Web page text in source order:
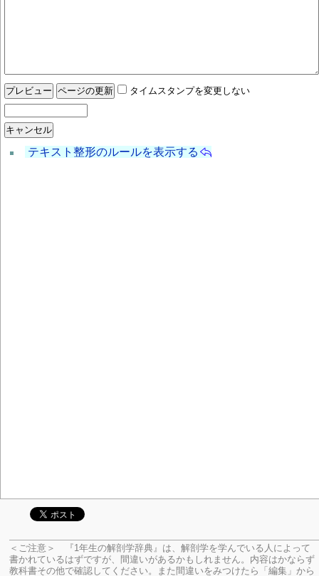
タイムスタンプを変更しない
テキスト整形のルールを表示する
＜ご注意＞ 『1年生の解剖学辞典』は、解剖学を学んでいる人によって
書かれているはずですが、間違いがあるかもしれません。内容はかならず
教科書その他で確認してください。
また間違いをみつけたら「編集」から